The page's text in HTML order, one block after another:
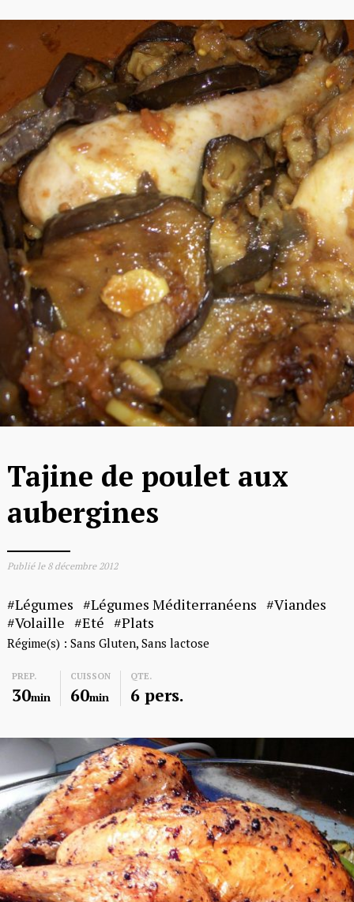
Tajine de poulet aux
aubergines
Publié le 8 décembre 2012
Légumes Légumes Méditerranéens
Viandes
Volaille
Eté Plats
Régime(s) : Sans Gluten Sans lactose
PREP.
30min
CUISSON
60min
QTE.
6 pers.